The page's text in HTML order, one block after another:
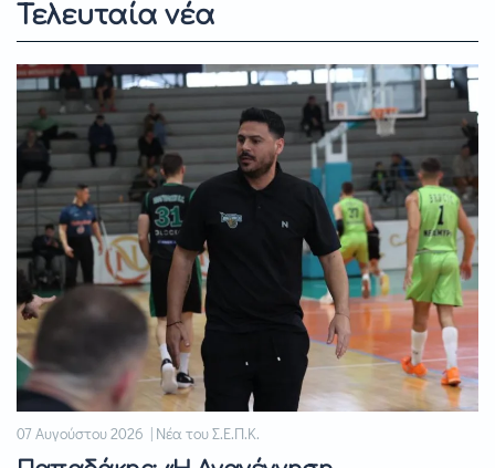
Τελευταία νέα
07 Αυγούστου 2026 | Νέα του Σ.Ε.Π.Κ.